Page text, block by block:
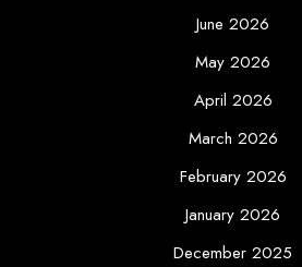
June 2026
May 2026
April 2026
March 2026
February 2026
January 2026
December 2025